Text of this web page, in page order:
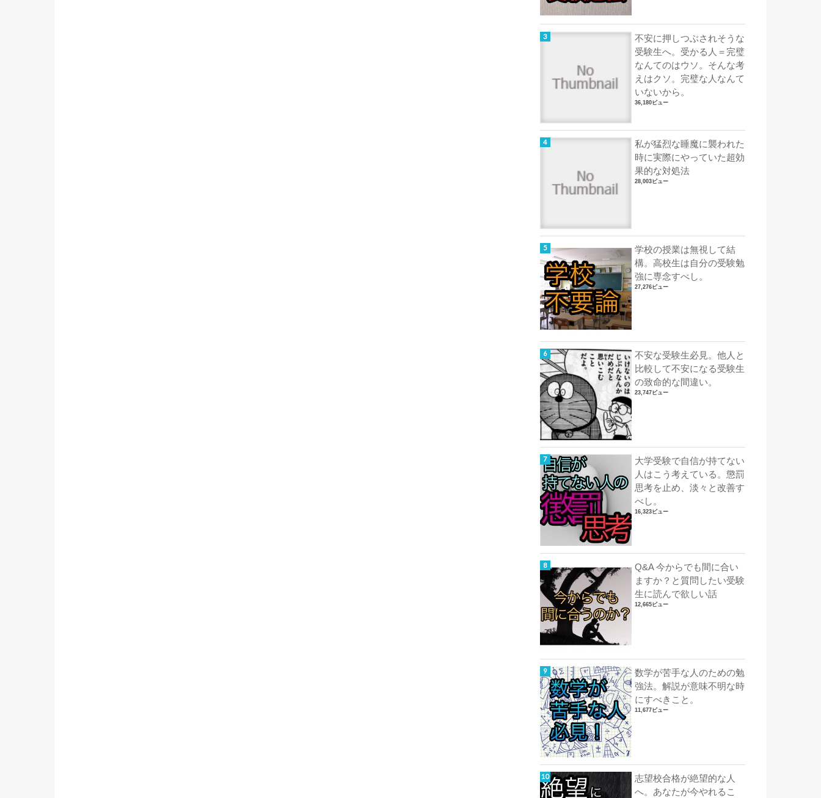
不安に押しつぶされそうな
受験生へ。受かる人＝完璧
なんてのはウソ。そんな考
えはクソ。完璧な人なんて
いないから。
36,180ビュー
私が猛烈な睡魔に襲われた
時に実際にやっていた超効
果的な対処法
28,003ビュー
学校の授業は無視して結
構。高校生は自分の受験勉
強に専念すべし。
27,276ビュー
不安な受験生必見。他人と
比較して不安になる受験生
の致命的な間違い。
23,747ビュー
大学受験で自信が持てない
人はこう考えている。懲罰
思考を止め、淡々と改善す
べし。
16,323ビュー
Q&A 今からでも間に合い
ますか？と質問したい受験
生に読んで欲しい話
12,665ビュー
数学が苦手な人のための勉
強法。解説が意味不明な時
にすべきこと。
11,677ビュー
志望校合格が絶望的な人
へ。あなたが今やれるこ